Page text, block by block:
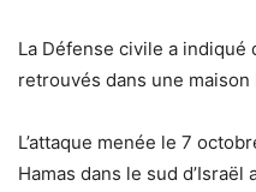
La Défense civile a indiqué
retrouvés dans une maison
L’attaque menée le 7
Hamas dans le sud d’Israël